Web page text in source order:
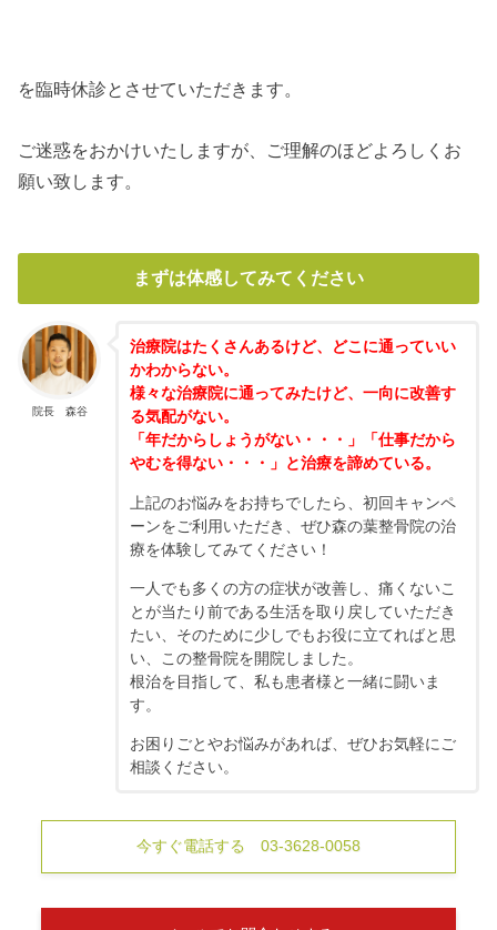
を臨時休診とさせていただきます。
ご迷惑をおかけいたしますが、ご理解のほどよろしくお
願い致します。
まずは体感してみてください
院長 森谷
治療院はたくさんあるけど、どこに通っていい
かわからない。
様々な治療院に通ってみたけど、一向に改善す
る気配がない。
「年だからしょうがない・・・」「仕事だから
やむを得ない・・・」と治療を諦めている。
上記のお悩みをお持ちでしたら、初回キャンペ
ーンをご利用いただき、ぜひ森の葉整骨院の治
療を体験してみてください！
一人でも多くの方の症状が改善し、痛くないこ
とが当たり前である生活を取り戻していただき
たい、そのために少しでもお役に立てればと思
い、この整骨院を開院しました。
根治を目指して、私も患者様と一緒に闘いま
す。
お困りごとやお悩みがあれば、ぜひお気軽にご
相談ください。
今すぐ電話する 03-3628-0058